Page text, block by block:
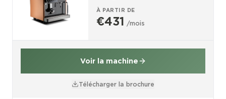
À PARTIR DE
€431 /mois
Voir la machine
Télécharger la brochure